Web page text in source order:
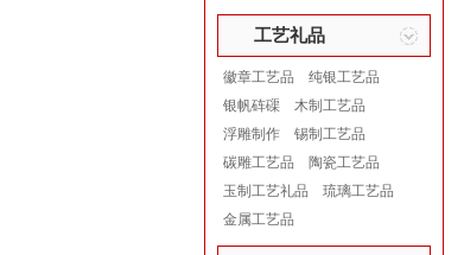
工艺礼品
徽章工艺品
纯银工艺品
银帆砗磲
木制工艺品
浮雕制作
锡制工艺品
碳雕工艺品
陶瓷工艺品
玉制工艺礼品
琉璃工艺品
金属工艺品